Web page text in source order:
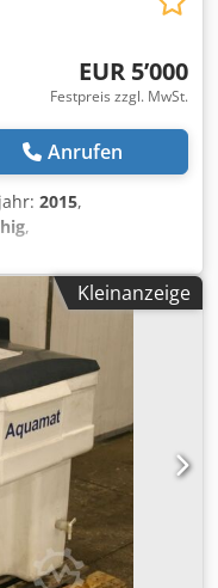
EUR 5’000
Festpreis zzgl. MwSt.
Anrufen
2015,
,
Maschine mit
Daten:
Maximaler Druck: 13
2015
voll funktionsfähig,
Bruttopreis: 26.445
Video.
Kleinanzeige